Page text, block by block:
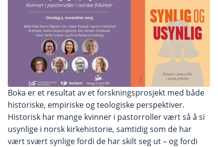
Boka er et resultat av et forskningsprosjekt med både
historiske, empiriske og teologiske perspektiver.
Historisk har mange kvinner i pastorroller vært så å si
usynlige i norsk kirkehistorie, samtidig som de har
vært svært synlige fordi de har skilt seg ut – og fordi